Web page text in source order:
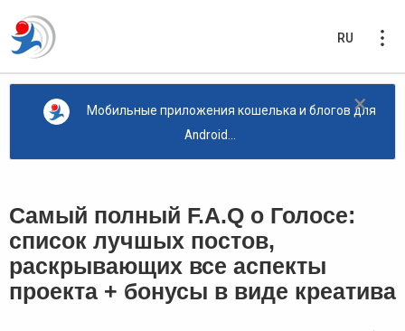
RU
×
Мобильные приложения кошелька и блогов для
Android...
Самый полный F.A.Q о Голосе:
список лучшых постов,
раскрывающих все аспекты
проекта + бонусы в виде креатива